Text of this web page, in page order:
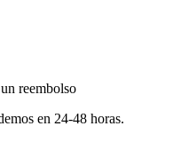
reembolso
en 24-48 horas.